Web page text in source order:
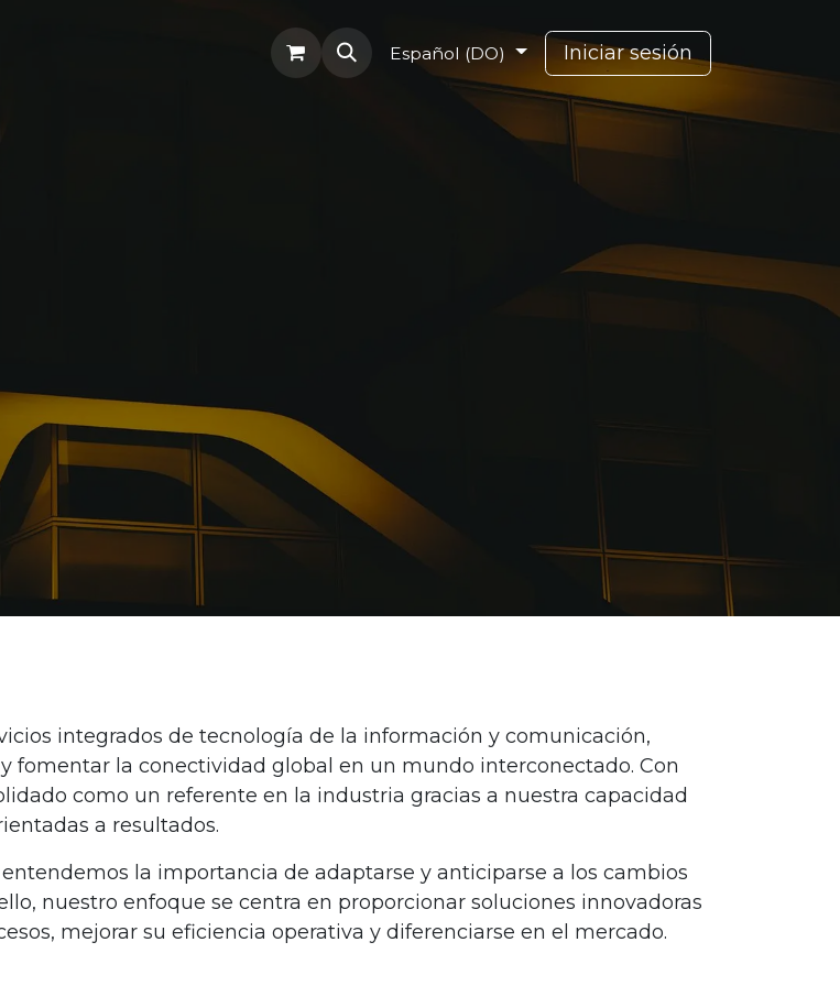
Soporte odoo Soporte Capcana
Español (DO) Iniciar sesión
integrados de tecnología de la información y comunicación,
la conectividad global en un mundo interconectado. Con
como un referente en la industria gracias a nuestra capacidad
a resultados.
la importancia de adaptarse y anticiparse a los cambios
nuestro enfoque se centra en proporcionar soluciones innovadoras
mejorar su eficiencia operativa y diferenciarse en el mercado.